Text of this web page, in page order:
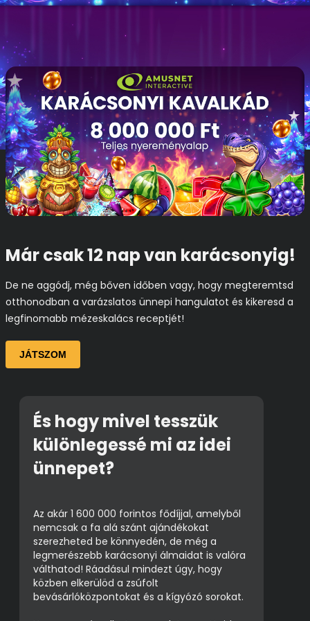
Már csak 12 nap van karácsonyig!
De ne aggódj, még bőven időben vagy, hogy megteremtsd
otthonodban a varázslatos ünnepi hangulatot és kikeresd a
legfinomabb mézeskalács receptjét!
JÁTSZOM
És hogy mivel tesszük
különlegessé mi az idei
ünnepet?
Az akár 1 600 000 forintos fődíjjal, amelyből
nemcsak a fa alá szánt ajándékokat
szerezheted be könnyedén, de még a
legmerészebb karácsonyi álmaidat is valóra
válthatod! Ráadásul mindezt úgy, hogy
közben elkerülöd a zsúfolt
bevásárlóközpontokat és a kígyózó sorokat.